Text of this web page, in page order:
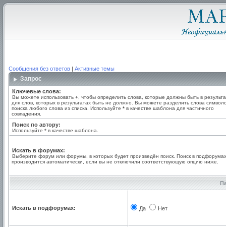
Сообщения без ответов | Активные темы
Запрос
Ключевые слова:
Вы можете использовать + , чтобы определить слова, которые должны быть в
для слов, которых в результатах быть не должно. Вы можете разделить слова
поиска любого слова из списка. Используйте * в качестве шаблона для частичного
совпадения.
Поиск по автору:
Используйте * в качестве шаблона.
Искать в форумах:
Выберите форум или форумы, в которых будет произведён поиск. Поиск в подфорумах
производится автоматически, если вы не отключили соответствующую опцию ниже.
Искать в подфорумах: Да Нет